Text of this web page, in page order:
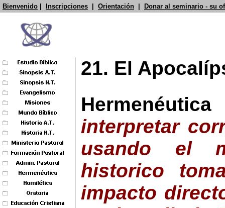
Bienvenido Inscripciones Orientación Donar al seminario - su
21. El
interpretar
usando el
historico
impacto